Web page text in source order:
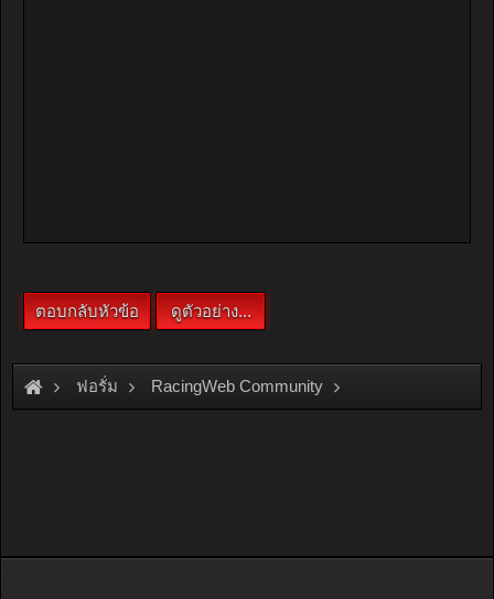
ฟอรั่ม RacingWeb Community